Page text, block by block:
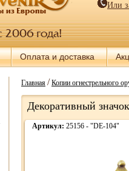
Или
Оплата и доставка
Главная/Копии огнестрельного
Декоративный
Артикул: 25156 - "DE-104"